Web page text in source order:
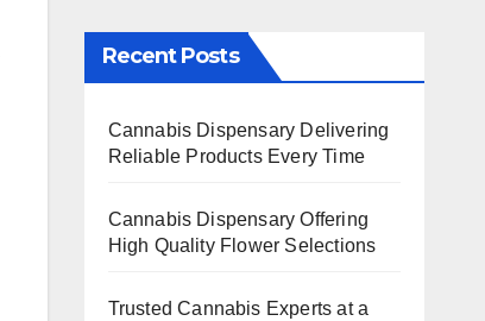
Recent Posts
Cannabis Dispensary Delivering
Reliable Products Every Time
Cannabis Dispensary Offering
High Quality Flower Selections
Trusted Cannabis Experts at a